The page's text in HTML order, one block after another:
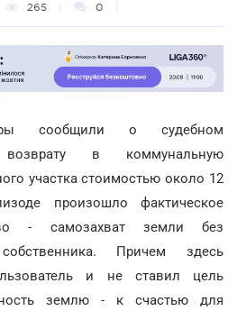
265 0
сообщили о судебном
в коммунальную
участка стоимостью около 12
произошло фактическое
- самозахват земли без
Причем здесь
и не ставил цель
землю - к счастью для